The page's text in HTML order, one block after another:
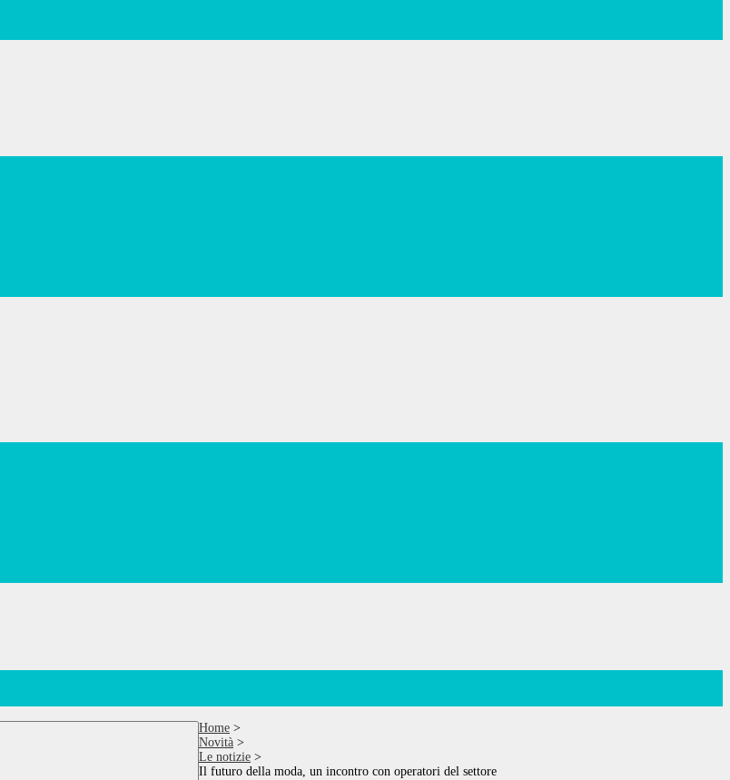
Home >
Novità >
Le notizie >
Il futuro della moda, un incontro con operatori del settore